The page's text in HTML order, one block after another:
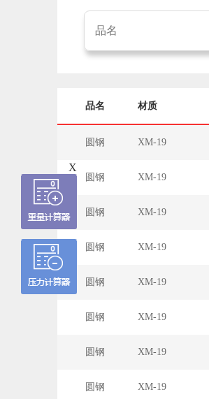
品名 材质
圆钢 XM-19
圆钢 XM-19
圆钢 XM-19
圆钢 XM-19
圆钢 XM-19
圆钢 XM-19
圆钢 XM-19
圆钢 XM-19
X